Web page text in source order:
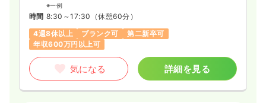
気になる
※一例
時間 8:30～17:30 （休憩60分）
4週8休以上
ブランク可
第二新卒可
年収600万円以上可
気になる 詳細を見る